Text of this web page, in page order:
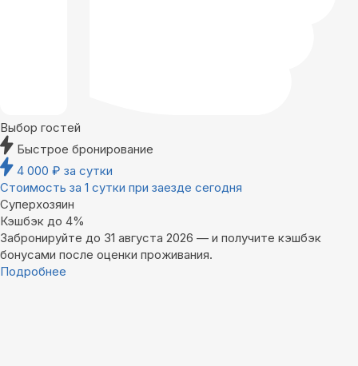
Выбор гостей
Быстрое бронирование
4 000 ₽ за сутки
Стоимость за 1 сутки при заезде сегодня
Суперхозяин
Кэшбэк до 4%
Забронируйте до 31 августа 2026 — и получите кэшбэк
бонусами после оценки проживания.
Подробнее